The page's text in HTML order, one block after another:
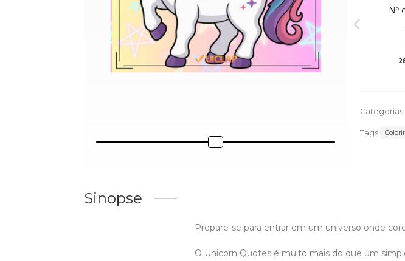
Nº
Categorias:
Tags: Colorir
Sinopse
Prepare-se para entrar em um universo onde
O Unicorn Quotes é muito mais do que um